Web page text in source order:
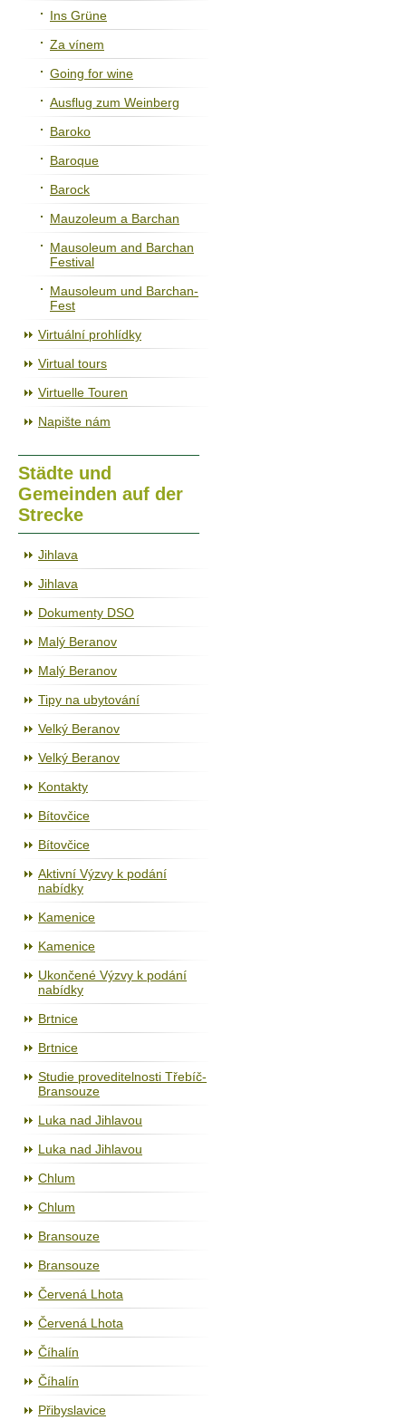
Ins Grüne
Za vínem
Going for wine
Ausflug zum Weinberg
Baroko
Baroque
Barock
Mauzoleum a Barchan
Mausoleum and Barchan
Festival
Mausoleum und Barchan-
Fest
Virtuální prohlídky
Virtual tours
Virtuelle Touren
Napište nám
Städte und
Gemeinden auf der
Strecke
Jihlava
Jihlava
Dokumenty DSO
Malý Beranov
Malý Beranov
Tipy na ubytování
Velký Beranov
Velký Beranov
Kontakty
Bítovčice
Bítovčice
Aktivní Výzvy k podání
nabídky
Kamenice
Kamenice
Ukončené Výzvy k podání
nabídky
Brtnice
Brtnice
Studie proveditelnosti Třebíč-
Bransouze
Luka nad Jihlavou
Luka nad Jihlavou
Chlum
Chlum
Bransouze
Bransouze
Červená Lhota
Červená Lhota
Číhalín
Číhalín
Přibyslavice